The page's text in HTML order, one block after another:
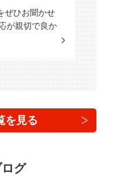
ぜひお聞かせ
が親切で良か
を見る
グ